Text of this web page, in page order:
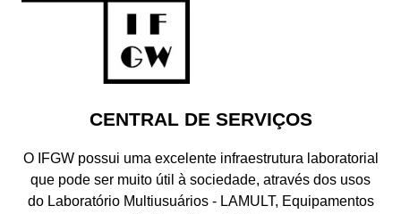
CENTRAL DE SERVIÇOS
O IFGW possui uma excelente infraestrutura laboratorial
que pode ser muito útil à sociedade, através dos usos
do Laboratório Multiusuários - LAMULT, Equipamentos